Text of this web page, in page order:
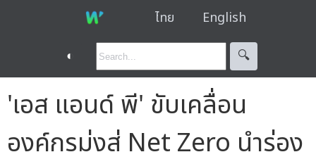
ไทย English
◐ 🔍︎
'เอส แอนด์ พี' ขับเคลื่อน
องค์กรมุ่งสู่ Net Zero นำร่อง